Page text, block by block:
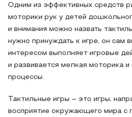
Одним из эффективных средств
моторики рук у детей
и внимания можно назвать
нужно принуждать к игре, он сам
интересом выполняет игровые
и развивается мелкая моторика и
процессы.
Тактильные игры – это игры,
восприятие окружающего мира с